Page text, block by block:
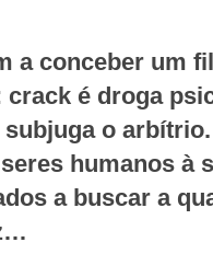
a conceber um
é droga
o
humanos à
a buscar a